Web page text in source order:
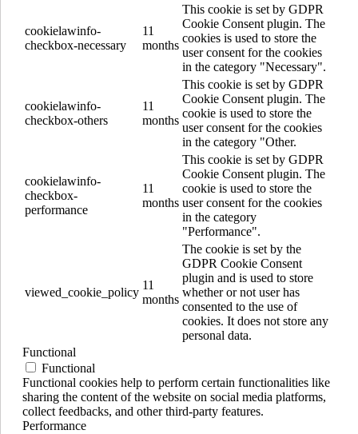
cookielawinfo-
checkbox-necessary
11
months
This cookie is set by GDPR
Cookie Consent plugin. The
cookies is used to store the
user consent for the cookies
in the category "Necessary".
cookielawinfo-
checkbox-others
11
months
This cookie is set by GDPR
Cookie Consent plugin. The
cookie is used to store the
user consent for the cookies
in the category "Other.
cookielawinfo-
checkbox-
performance
11
months
This cookie is set by GDPR
Cookie Consent plugin. The
cookie is used to store the
user consent for the cookies
in the category
"Performance".
viewed_cookie_policy
11
months
The cookie is set by the
GDPR Cookie Consent
plugin and is used to store
whether or not user has
consented to the use of
cookies. It does not store any
personal data.
Functional
Functional
Functional cookies help to perform certain functionalities like
sharing the content of the website on social media platforms,
collect feedbacks, and other third-party features.
Performance